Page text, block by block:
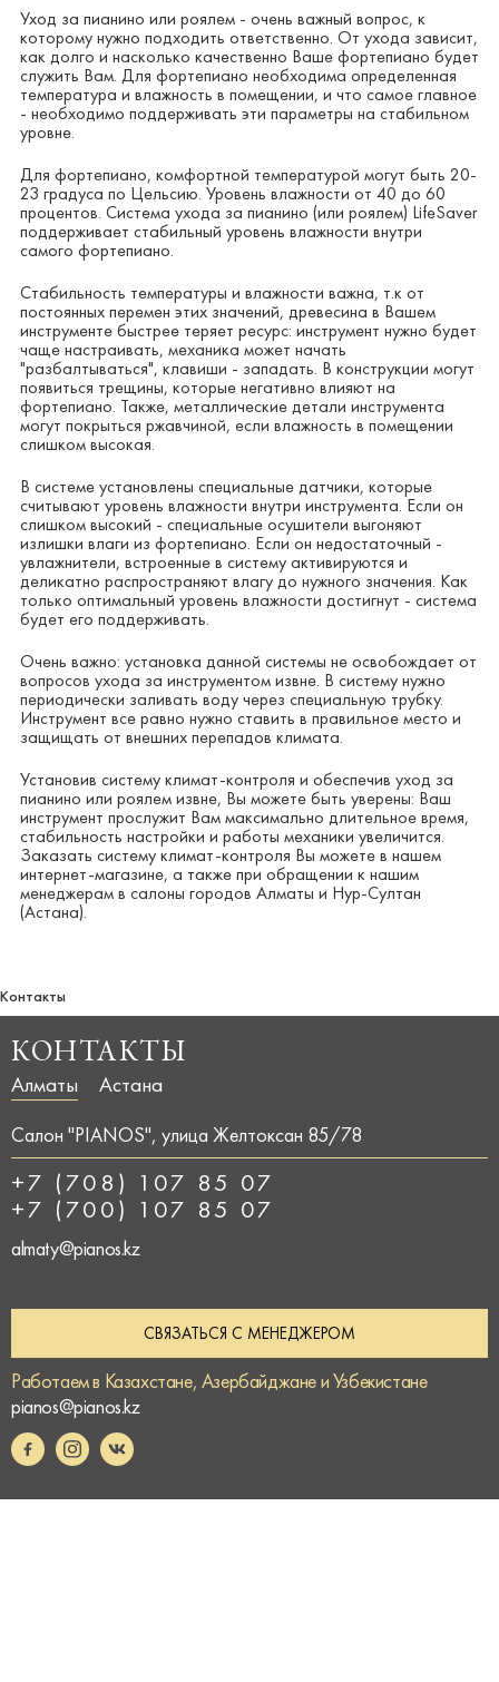
Уход за пианино или роялем - очень важный вопрос, к
которому нужно подходить ответственно. От ухода зависит,
как долго и насколько качественно Ваше фортепиано будет
служить Вам. Для фортепиано необходима определенная
температура и влажность в помещении, и что самое главное
- необходимо поддерживать эти параметры на стабильном
уровне.
Для фортепиано, комфортной температурой могут быть 20-
23 градуса по Цельсию. Уровень влажности от 40 до 60
процентов. Система ухода за пианино (или роялем) LifeSaver
поддерживает стабильный уровень влажности внутри
самого фортепиано.
Стабильность температуры и влажности важна, т.к от
постоянных перемен этих значений, древесина в Вашем
инструменте быстрее теряет ресурс: инструмент нужно будет
чаще настраивать, механика может начать
"разбалтываться", клавиши - западать. В конструкции могут
появиться трещины, которые негативно влияют на
фортепиано. Также, металлические детали инструмента
могут покрыться ржавчиной, если влажность в помещении
слишком высокая.
В системе установлены специальные датчики, которые
считывают уровень влажности внутри инструмента. Если он
слишком высокий - специальные осушители выгоняют
излишки влаги из фортепиано. Если он недостаточный -
увлажнители, встроенные в систему активируются и
деликатно распространяют влагу до нужного значения. Как
только оптимальный уровень влажности достигнут - система
будет его поддерживать.
Очень важно: установка данной системы не освобождает от
вопросов ухода за инструментом извне. В систему нужно
периодически заливать воду через специальную трубку.
Инструмент все равно нужно ставить в правильное место и
защищать от внешних перепадов климата.
Установив систему климат-контроля и обеспечив уход за
пианино или роялем извне, Вы можете быть уверены: Ваш
инструмент прослужит Вам максимально длительное время,
стабильность настройки и работы механики увеличится.
Заказать систему климат-контроля Вы можете в нашем
интернет-магазине, а также при обращении к нашим
менеджерам в салоны городов Алматы и Нур-Султан
(Астана).
Контакты
КОНТАКТЫ
Алматы Астана
Салон "PIANOS", улица Желтоксан 85/78
+7 (708) 107 85 07
+7 (700) 107 85 07
almaty@pianos.kz
СВЯЗАТЬСЯ С МЕНЕДЖЕРОМ
Работаем в Казахстане, Азербайджане и Узбекистане
pianos@pianos.kz